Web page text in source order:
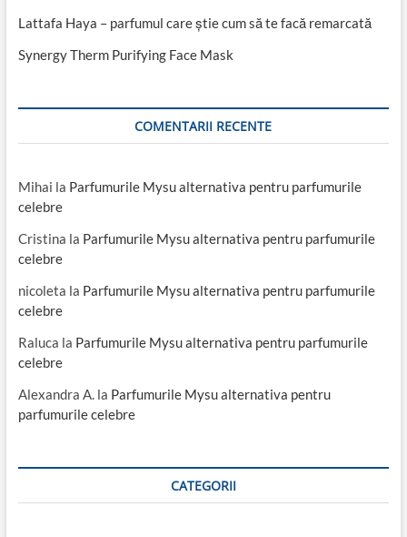
Lattafa Haya – parfumul care știe cum să te facă remarcată
Synergy Therm Purifying Face Mask
COMENTARII RECENTE
Mihai la Parfumurile Mysu alternativa pentru parfumurile
celebre
Cristina la Parfumurile Mysu alternativa pentru parfumurile
celebre
nicoleta la Parfumurile Mysu alternativa pentru parfumurile
celebre
Raluca la Parfumurile Mysu alternativa pentru parfumurile
celebre
Alexandra A.la Parfumurile Mysu alternativa pentru
parfumurile celebre
CATEGORII